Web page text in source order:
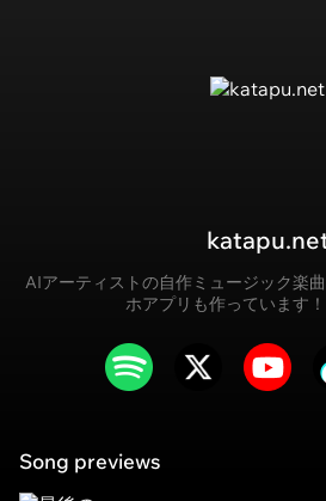
AIアーティストの自作ミュージック楽
ホアプリも作っています
Song previews